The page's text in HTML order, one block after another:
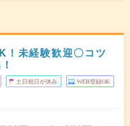
！未経験歓迎〇コツ
土日祝日が休み WEB登録OK